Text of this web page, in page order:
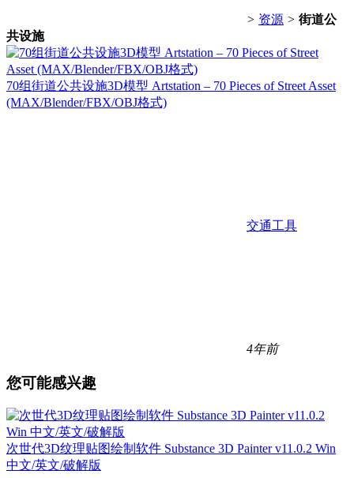
> 资源 > 街道公
共设施
70组街道公共设施3D模型 Artstation – 70 Pieces of Street Asset
(MAX/Blender/FBX/OBJ格式)
交通工具
4年前
您可能感兴趣
次世代3D纹理贴图绘制软件 Substance 3D Painter v11.0.2 Win
中文/英文/破解版